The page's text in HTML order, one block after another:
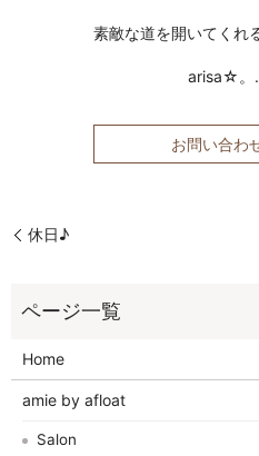
素敵な道を開いてくれ
arisa☆。
お問い合わ
休日♪
Home
amie by afloat
Salon